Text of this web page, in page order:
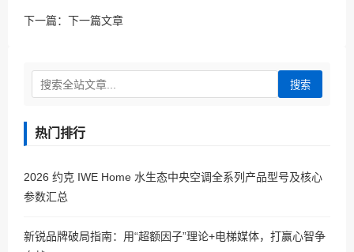
下一篇： 下一篇文章
搜索
热门排行
2026 约克 IWE Home 水生态中央空调全系列产品型号及核心
参数汇总
新锐品牌破局指南：用“超额因子”理论+电梯媒体，打赢心智争